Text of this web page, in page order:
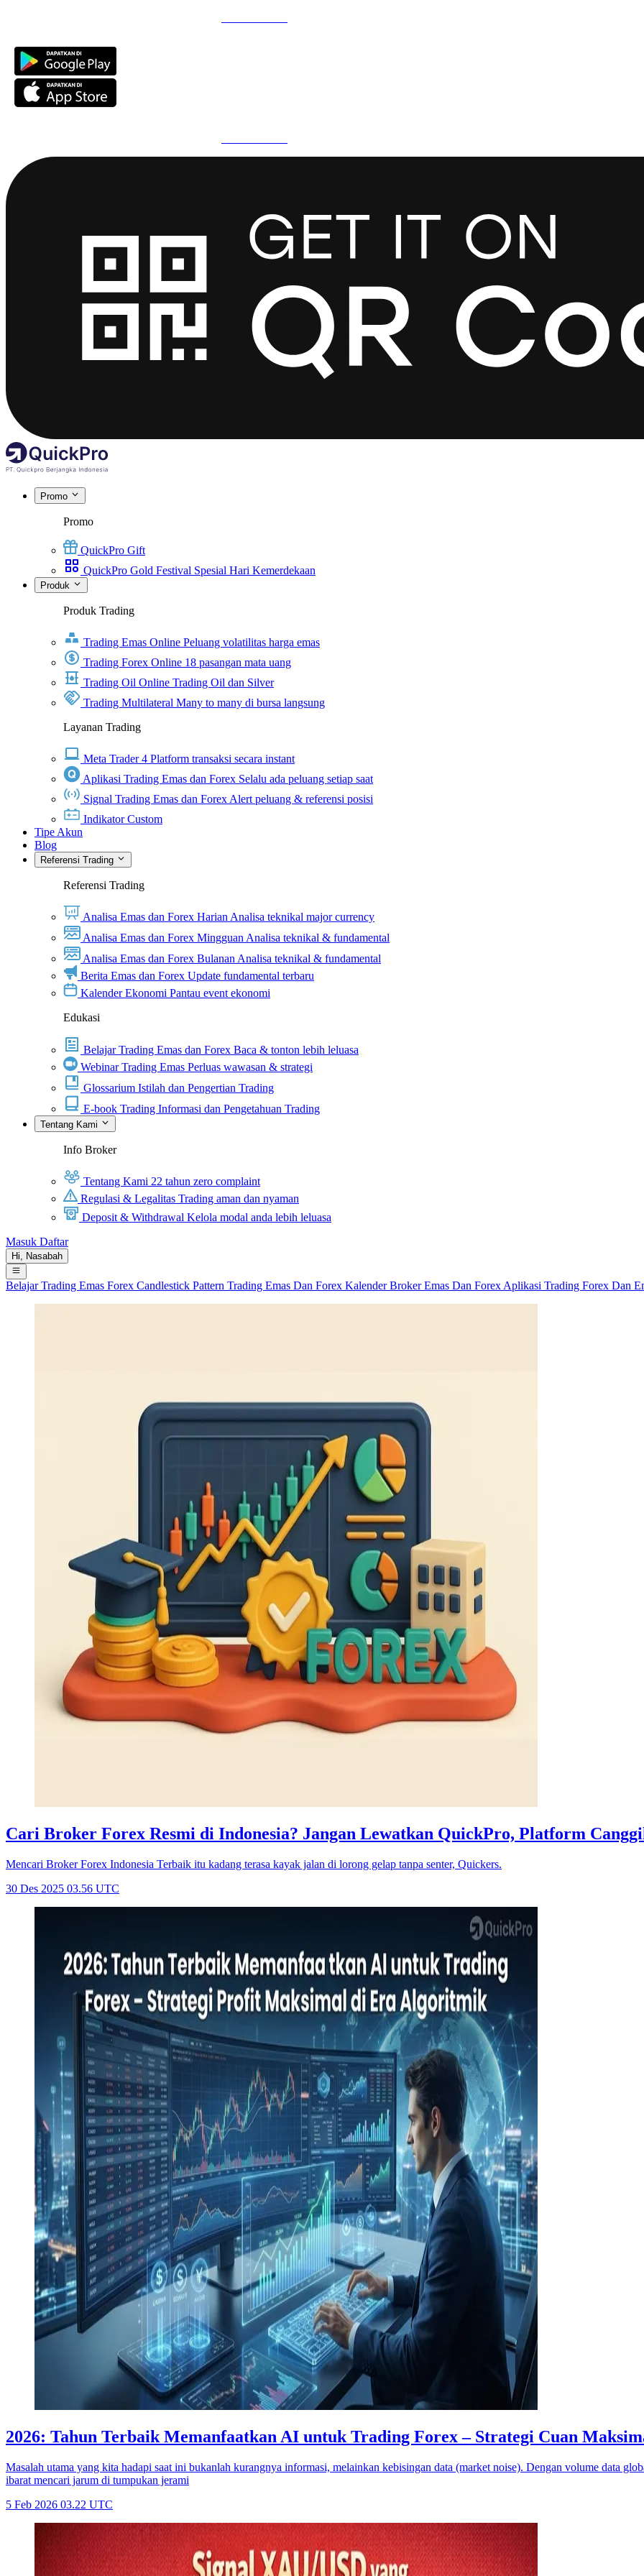
Promo
Promo
QuickPro Gift
QuickPro Gold Festival Spesial Hari Kemerdekaan
Produk
Produk Trading
Trading Emas Online Peluang volatilitas harga emas
Trading Forex Online 18 pasangan mata uang
Trading Oil Online Trading Oil dan Silver
Trading Multilateral Many to many di bursa langsung
Layanan Trading
Meta Trader 4 Platform transaksi secara instant
Aplikasi Trading Emas dan Forex Selalu ada peluang setiap saat
Signal Trading Emas dan Forex Alert peluang & referensi posisi
Indikator Custom
Tipe Akun
Blog
Referensi Trading
Referensi Trading
Analisa Emas dan Forex HarianAnalisa teknikal major currency
Analisa Emas dan Forex MingguanAnalisa teknikal & fundamental
Analisa Emas dan Forex BulananAnalisa teknikal & fundamental
Berita Emas dan Forex Update fundamental terbaru
Kalender Ekonomi Pantau event ekonomi
Edukasi
Belajar Trading Emas dan Forex Baca & tonton lebih leluasa
Webinar Trading Emas Perluas wawasan & strategi
Glossarium Istilah dan Pengertian Trading
E-book Trading Informasi dan Pengetahuan Trading
Tentang Kami
Info Broker
Tentang Kami 22 tahun zero complaint
Regulasi & Legalitas Trading aman dan nyaman
Deposit & Withdrawal Kelola modal anda lebih leluasa
Masuk Daftar
Hi, Nasabah
Belajar Trading Emas Forex Candlestick Pattern Trading Emas Dan Forex KalenderBroker Emas Dan Forex Aplikasi Trading Forex Dan
Cari Broker Forex Resmi di Indonesia? Jangan Lewatkan QuickPro, Platform
Mencari Broker Forex Indonesia Terbaik itu kadang terasa kayak jalan di lorong gelap tanpa senter, Quickers.
30 Des 2025 03.56 UTC
2026: Tahun Terbaik Memanfaatkan AI untuk Trading Forex – Strategi Cuan
Masalah utama yang kita hadapi saat ini bukanlah kurangnya informasi, melainkan kebisingan data (market noise). Dengan volume data
ibarat mencari jarum di tumpukan jerami
5 Feb 2026 03.22 UTC